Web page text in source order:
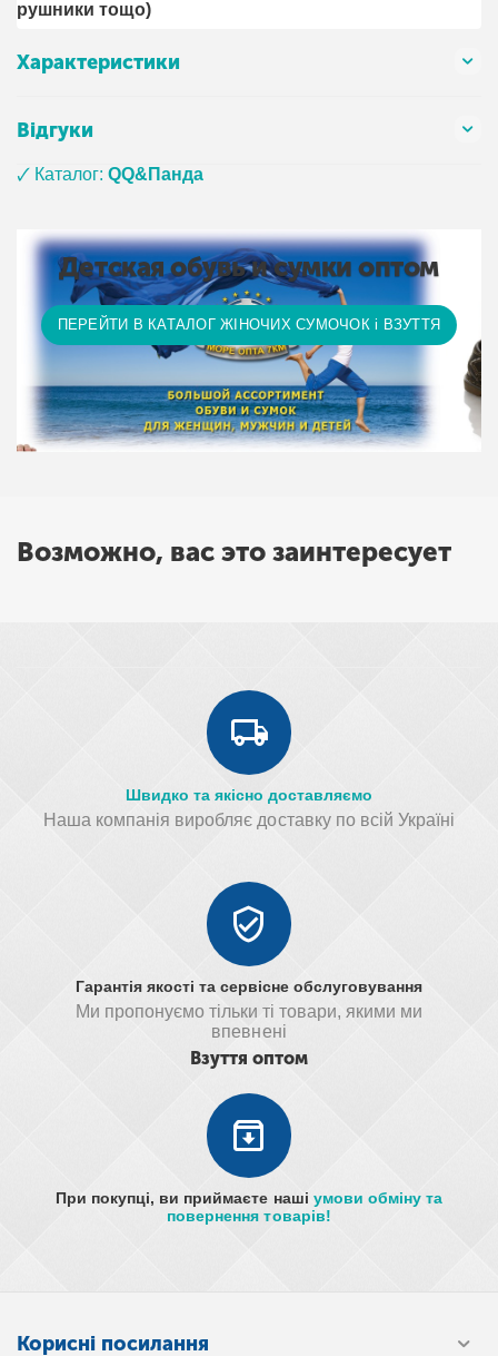
рушники тощо)
Характеристики
Відгуки
🗸 Каталог:QQ&Панда
Детская обувь и сумки оптом
ПЕРЕЙТИ В КАТАЛОГ ЖІНОЧИХ СУМОЧОК і ВЗУТТЯ
Возможно, вас это заинтересует
Швидко та якісно доставляємо
Наша компанія виробляє доставку по всій Україні
Гарантія якості та сервісне обслуговування
Ми пропонуємо тільки ті товари, якими ми
впевнені
Взуття оптом
При покупці, ви приймаєте наші умови обміну та
повернення товарів!
Корисні посилання